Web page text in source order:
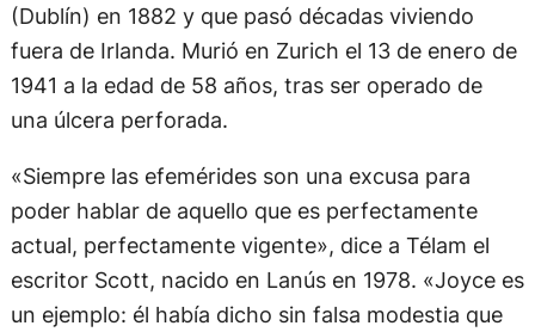
(Dublín) en 1882 y que pasó décadas viviendo
fuera de Irlanda. Murió en Zurich el 13 de enero de
1941 a la edad de 58 años, tras ser operado de
una úlcera perforada.
«Siempre las efemérides son una excusa para
poder hablar de aquello que es perfectamente
actual, perfectamente vigente», dice a Télam el
escritor Scott, nacido en Lanús en 1978. «Joyce es
un ejemplo: él había dicho sin falsa modestia que